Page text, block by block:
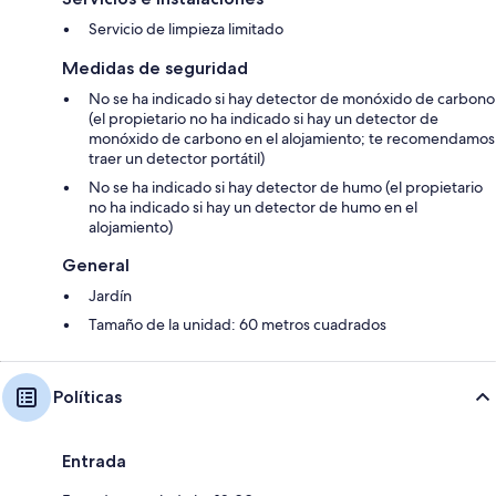
Servicio de limpieza limitado
Medidas de seguridad
No se ha indicado si hay detector de monóxido de carbono
(el propietario no ha indicado si hay un detector de
monóxido de carbono en el alojamiento; te recomendamos
traer un detector portátil)
No se ha indicado si hay detector de humo (el propietario
no ha indicado si hay un detector de humo en el
alojamiento)
General
Jardín
Tamaño de la unidad: 60 metros cuadrados
Políticas
Entrada